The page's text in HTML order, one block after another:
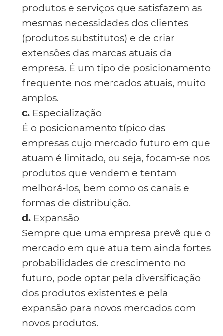
produtos e serviços que satisfazem as
mesmas necessidades dos clientes
(produtos substitutos) e de criar
extensões das marcas atuais da
empresa. É um tipo de posicionamento
frequente nos mercados atuais, muito
amplos.
c. Especialização
É o posicionamento típico das
empresas cujo mercado futuro em que
atuam é limitado, ou seja, focam-se nos
produtos que vendem e tentam
melhorá-los, bem como os canais e
formas de distribuição.
d. Expansão
Sempre que uma empresa prevê que o
mercado em que atua tem ainda fortes
probabilidades de crescimento no
futuro, pode optar pela diversificação
dos produtos existentes e pela
expansão para novos mercados com
novos produtos.